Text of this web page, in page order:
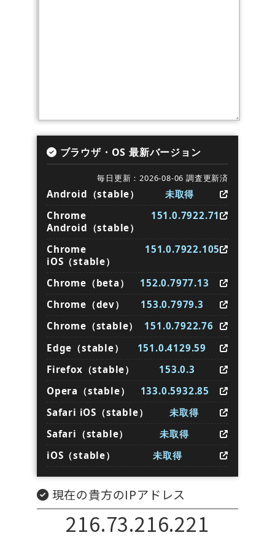
ブラウザ・OS 最新バージョン
毎日更新：2026-08-06 調査更新済
Android（stable）
未取得
Chrome
Android（stable）
151.0.7922.71
Chrome
iOS（stable）
151.0.7922.105
Chrome（beta）
152.0.7977.13
Chrome（dev）
153.0.7979.3
Chrome（stable）
151.0.7922.76
Edge（stable）
151.0.4129.59
Firefox（stable）
153.0.3
Opera（stable）
133.0.5932.85
Safari iOS（stable）
未取得
Safari（stable）
未取得
iOS（stable）
未取得
現在の貴方のIPアドレス
216.73.216.221